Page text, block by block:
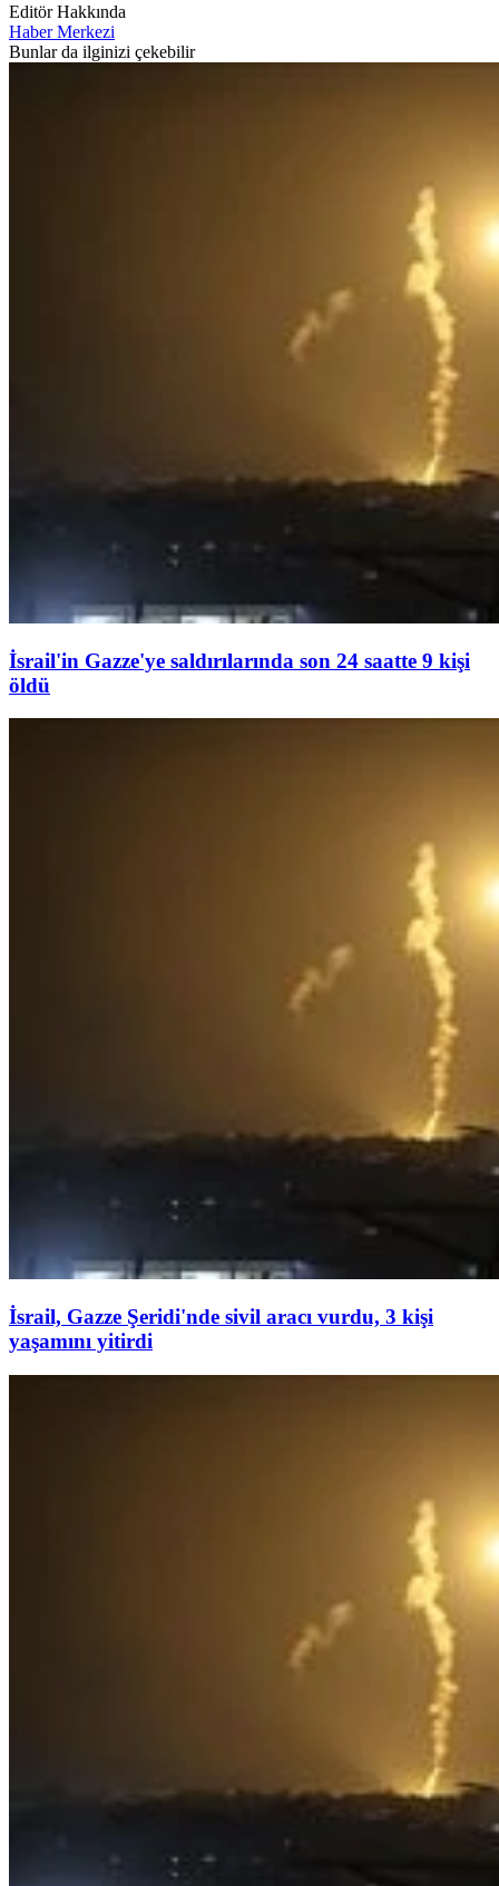
Editör Hakkında
Haber Merkezi
Bunlar da ilginizi çekebilir
İsrail'in Gazze'ye saldırılarında son 24 saatte 9 kişi
öldü
İsrail, Gazze Şeridi'nde sivil aracı vurdu, 3 kişi
yaşamını yitirdi